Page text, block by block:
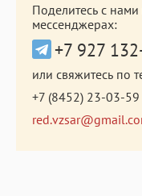
Поделитесь с
мессенджерах:
+7 927
или свяжитесь по
+7 (8452) 23-03-59